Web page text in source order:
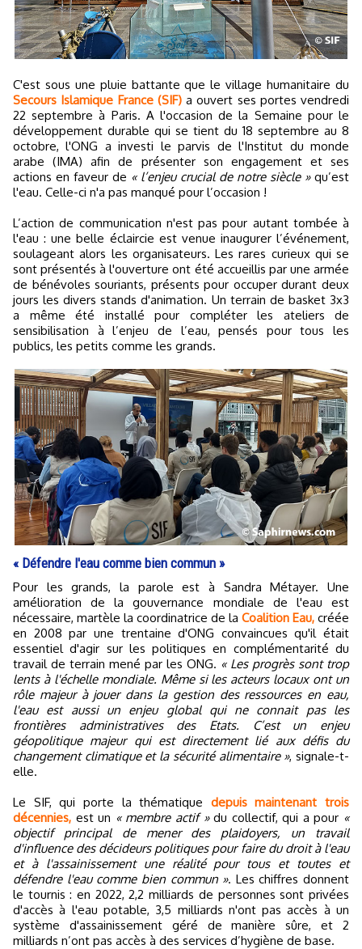
C'est sous une pluie battante que le village humanitaire du
Secours Islamique France (SIF)a ouvert ses portes vendredi
22 septembre à Paris. A l'occasion de la Semaine pour le
développement durable qui se tient du 18 septembre au 8
octobre, l'ONG a investi le parvis de l'Institut du monde
arabe (IMA) afin de présenter son engagement et ses
actions en faveur de « l’enjeu crucial de notre siècle »qu’est
l'eau. Celle-ci n'a pas manqué pour l’occasion !
L’action de communication n'est pas pour autant tombée à
l'eau : une belle éclaircie est venue inaugurer l’événement,
soulageant alors les organisateurs. Les rares curieux qui se
sont présentés à l'ouverture ont été accueillis par une armée
de bénévoles souriants, présents pour occuper durant deux
jours les divers stands d'animation. Un terrain de basket 3x3
a même été installé pour compléter les ateliers de
sensibilisation à l’enjeu de l’eau, pensés pour tous les
publics, les petits comme les grands.
« Défendre l'eau comme bien commun »
Pour les grands, la parole est à Sandra Métayer. Une
amélioration de la gouvernance mondiale de l'eau est
nécessaire, martèle la coordinatrice de la Coalition Eau, créée
en 2008 par une trentaine d'ONG convaincues qu'il était
essentiel d'agir sur les politiques en complémentarité du
travail de terrain mené par les ONG. « Les progrès sont trop
lents à l'échelle mondiale. Même si les acteurs locaux ont un
rôle majeur à jouer dans la gestion des ressources en eau,
l'eau est aussi un enjeu global qui ne connait pas les
frontières administratives des Etats. C’est un enjeu
géopolitique majeur qui est directement lié aux défis du
changement climatique et la sécurité alimentaire », signale-t-
elle.
Le SIF, qui porte la thématique depuis maintenant trois
décennies, est un « membre actif »du collectif, qui a pour «
objectif principal de mener des plaidoyers, un travail
d'influence des décideurs politiques pour faire du droit à l'eau
et à l'assainissement une réalité pour tous et toutes et
défendre l'eau comme bien commun ». Les chiffres donnent
le tournis : en 2022, 2,2 milliards de personnes sont privées
d'accès à l'eau potable, 3,5 milliards n'ont pas accès à un
système d'assainissement géré de manière sûre, et 2
milliards n’ont pas accès à des services d’hygiène de base.